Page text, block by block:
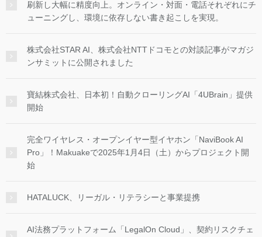
刷新し大幅に精度向上。オンライン・対面・電話それぞれにチ
ューニングし、環境に依存しない書き起こしを実現。
株式会社STAR AI、株式会社NTTドコモとの対談記事がマガジ
ンサミットに公開されました
寶結株式会社、日本初！自動クローリングAI「4UBrain」提供
開始
完全ワイヤレス・オープンイヤー型イヤホン「NaviBook AI
Pro」！Makuakeで2025年1月4日（土）からプロジェクト開
始
HATALUCK、リーガル・リテラシーと事業提携
AI法務プラットフォーム「LegalOn Cloud」、契約リスクチェ